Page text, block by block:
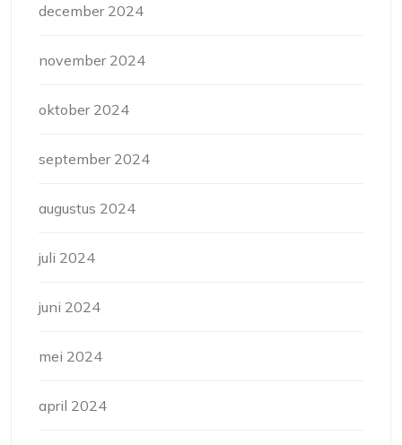
december 2024
november 2024
oktober 2024
september 2024
augustus 2024
juli 2024
juni 2024
mei 2024
april 2024